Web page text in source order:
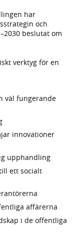
har
och
beslutat om
verktyg för en
väl fungerande
innovationer
upphandling
ett socialt
affärerna
i de offentliga